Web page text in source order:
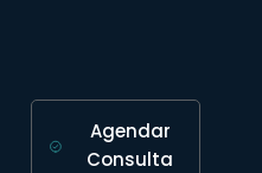
Agendar
Consulta